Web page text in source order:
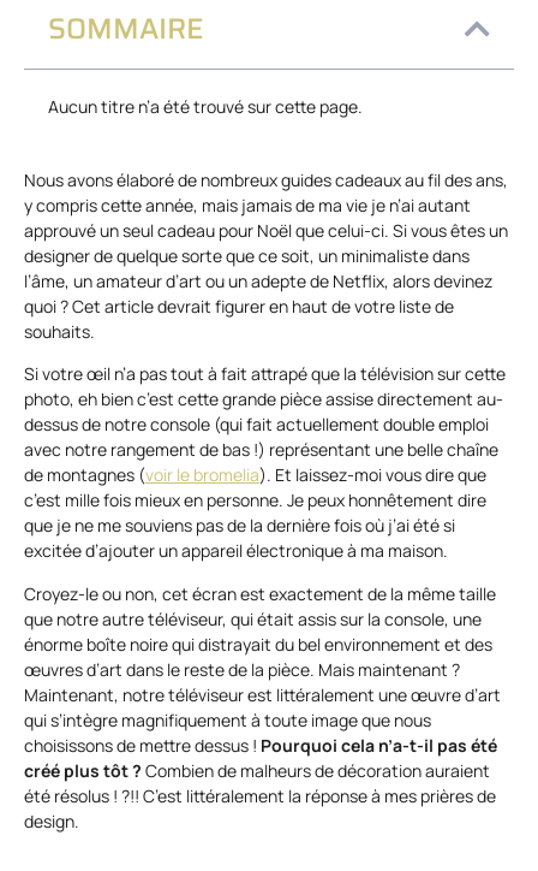
SOMMAIRE
Aucun titre n’a été trouvé sur cette page.
Nous avons élaboré de nombreux guides cadeaux au fil des ans,
y compris cette année, mais jamais de ma vie je n’ai autant
approuvé un seul cadeau pour Noël que celui-ci. Si vous êtes un
designer de quelque sorte que ce soit, un minimaliste dans
l’âme, un amateur d’art ou un adepte de Netflix, alors devinez
quoi ? Cet article devrait figurer en haut de votre liste de
souhaits.
Si votre œil n’a pas tout à fait attrapé que la télévision sur cette
photo, eh bien c’est cette grande pièce assise directement au-
dessus de notre console (qui fait actuellement double emploi
avec notre rangement de bas !) représentant une belle chaîne
de montagnes (voir le bromelia). Et laissez-moi vous dire que
c’est mille fois mieux en personne. Je peux honnêtement dire
que je ne me souviens pas de la dernière fois où j’ai été si
excitée d’ajouter un appareil électronique à ma maison.
Croyez-le ou non, cet écran est exactement de la même taille
que notre autre téléviseur, qui était assis sur la console, une
énorme boîte noire qui distrayait du bel environnement et des
œuvres d’art dans le reste de la pièce. Mais maintenant ?
Maintenant, notre téléviseur est littéralement une œuvre d’art
qui s’intègre magnifiquement à toute image que nous
choisissons de mettre dessus ! Pourquoi cela n’a-t-il pas été
créé plus tôt ? Combien de malheurs de décoration auraient
été résolus ! ?!! C’est littéralement la réponse à mes prières de
design.